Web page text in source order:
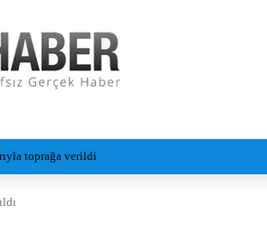
Yeni Sezon Hazırlıklarını Sürdürüyor